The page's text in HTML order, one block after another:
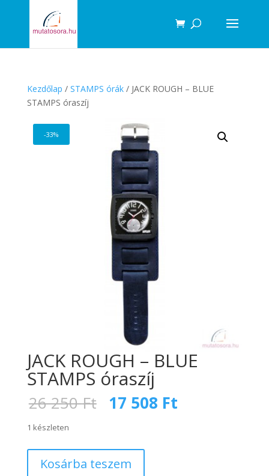
Kezdőlap / STAMPS órák/ JACK ROUGH – BLUE
STAMPS óraszíj
-33%
JACK ROUGH – BLUE
STAMPS óraszíj
26 250Ft Original
price
26
250 Ft.
17 508 Ft
1 készleten
ROUGH
Kosárba teszem